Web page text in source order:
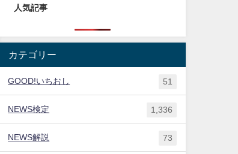
人気記事
カテゴリー
GOOD!いちおし 51
NEWS検定 1,336
NEWS解説 73